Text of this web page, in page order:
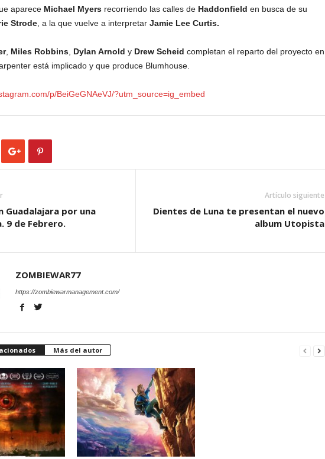
apareceMichael Myersrecorriendo las calles de Haddonfield en busca de su
Strode, a la que vuelve a interpretar Jamie Lee Curtis.
, Miles Robbins, Dylan Arnold y Drew Scheid completan el reparto del proyecto en
está implicado y que produce Blumhouse.
p/BeiGeGNAeVJ/?utm_source=ig_embed
Guadalajara por una
9 de Febrero.
Artículo siguiente
Dientes de Luna te presentan el nuevo
album Utopista
ZOMBIEWAR77
https://zombiewarmanagement.com/
Más del autor